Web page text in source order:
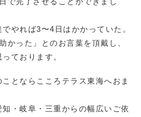
やれば3〜4日はかかっていた。
かった」とのお言葉を頂戴し、
ております。
とならこころテラス東海へおま
・岐阜・三重からの幅広いご依